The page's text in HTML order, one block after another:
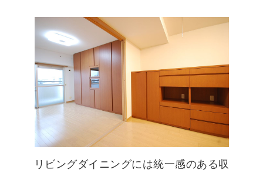
リビングダイニングには統一感のある収